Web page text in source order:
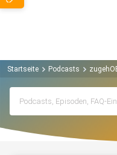
Startseite Podcasts